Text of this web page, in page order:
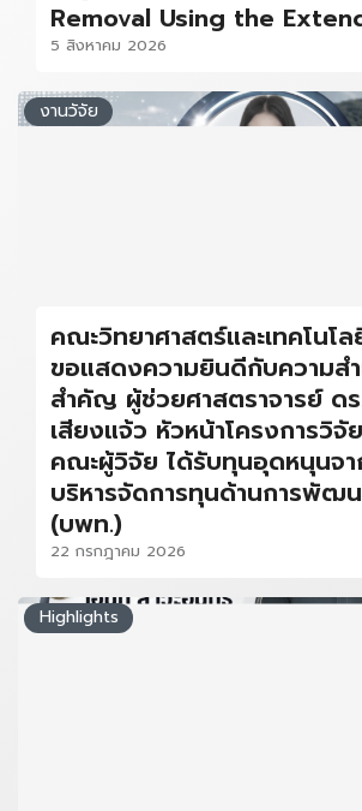
Removal Using the
5 สิงหาคม 2026
งานวัจัย
คณะวิทยาศาสตร์และเทคโนโล
ขอแสดงความยินดีกับความสำ
สำคัญ ผู้ช่วยศาสตราจารย์ ด
เสียงแจ้ว หัวหน้าโครงการวิ
คณะผู้วิจัย ได้รับทุนอุดหนุนจ
บริหารจัดการทุนด้านการพัฒ
(บพท.)
22 กรกฎาคม 2026
Highlights